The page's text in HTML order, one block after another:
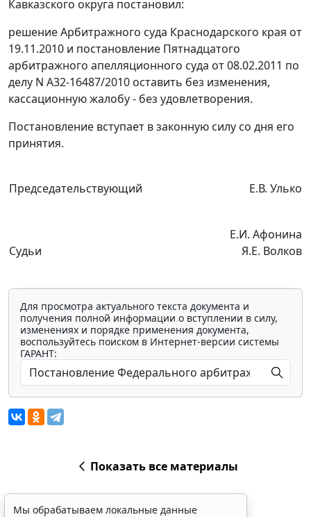
Кавказского округа постановил:
решение Арбитражного суда Краснодарского края от
19.11.2010 и постановление Пятнадцатого
арбитражного апелляционного суда от 08.02.2011 по
делу N А32-16487/2010 оставить без изменения,
кассационную жалобу - без удовлетворения.
Постановление вступает в законную силу со дня его
принятия.
Председательствующий Е.В. Улько
Судьи
Е.И. Афонина
Я.Е. Волков
Для просмотра актуального текста документа и
получения полной информации о вступлении в силу,
изменениях и порядке применения документа,
воспользуйтесь поиском в Интернет-версии системы
ГАРАНТ:
Показать все материалы
Мы обрабатываем локальные данные